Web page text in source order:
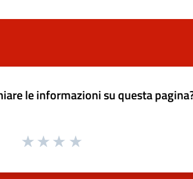
le informazioni su questa